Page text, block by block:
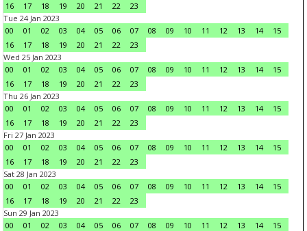
16
17 18 19 20 21 22
23
Tue 24 Jan 2023
00
01 02 03 04 05 06 07 08 09 10 11 12 13 14
15
16
17 18 19 20 21 22
23
Wed 25 Jan 2023
00
01 02 03 04 05 06 07 08 09 10 11 12 13 14
15
16
17 18 19 20 21 22
23
Thu 26 Jan 2023
00
01 02 03 04 05 06 07 08 09 10 11 12 13 14
15
16
17 18 19 20 21 22
23
Fri 27 Jan 2023
00
01 02 03 04 05 06 07 08 09 10 11 12 13 14
15
16
17 18 19 20 21 22
23
Sat 28 Jan 2023
00
01 02 03 04 05 06 07 08 09 10 11 12 13 14
15
16
17 18 19 20 21 22
23
Sun 29 Jan 2023
00
01 02 03 04 05 06 07 08 09 10 11 12 13 14
15